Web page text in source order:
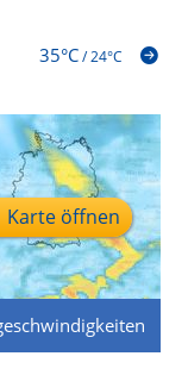
35°C/24°C
Karte öffnen